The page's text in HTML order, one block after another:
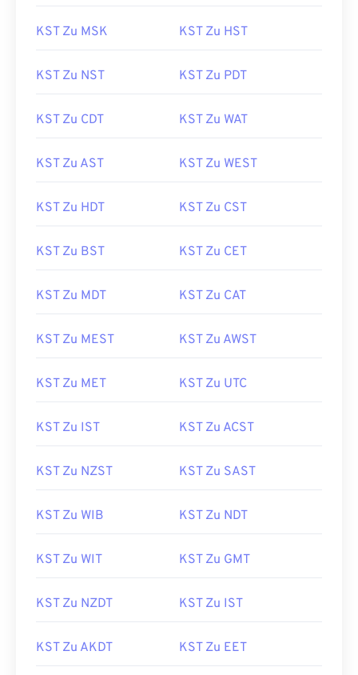
KST Zu MSK KST Zu HST
KST Zu NST KST Zu PDT
KST Zu CDT KST Zu WAT
KST Zu AST KST Zu WEST
KST Zu HDT KST Zu CST
KST Zu BST KST Zu CET
KST Zu MDT KST Zu CAT
KST Zu MEST KST Zu AWST
KST Zu MET KST Zu UTC
KST Zu IST KST Zu ACST
KST Zu NZST KST Zu SAST
KST Zu WIB KST Zu NDT
KST Zu WIT KST Zu GMT
KST Zu NZDT KST Zu IST
KST Zu AKDT KST Zu EET